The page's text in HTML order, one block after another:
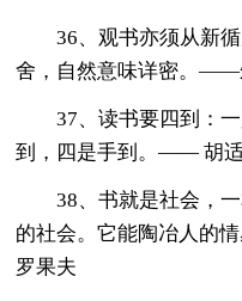
36、观书亦须从新
舍，自然意味详密。——
37、读书要四到：
到，四是手到。—— 胡
38、书就是社会，
的社会。它能陶冶人的
罗果夫